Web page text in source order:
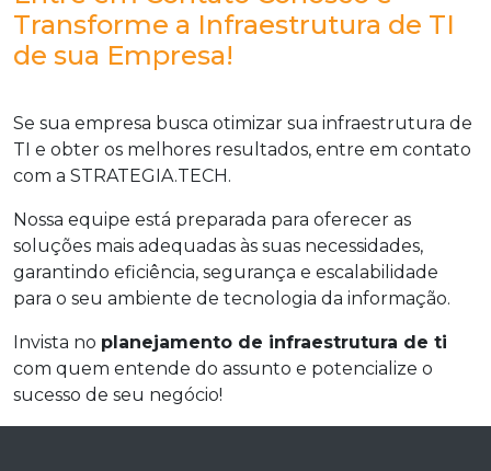
Transforme a Infraestrutura de TI
de sua Empresa!
Se sua empresa busca otimizar sua infraestrutura de
TI e obter os melhores resultados, entre em contato
com a STRATEGIA.TECH.
Nossa equipe está preparada para oferecer as
soluções mais adequadas às suas necessidades,
garantindo eficiência, segurança e escalabilidade
para o seu ambiente de tecnologia da informação.
Invista no planejamento de infraestrutura de ti
com quem entende do assunto e potencialize o
sucesso de seu negócio!